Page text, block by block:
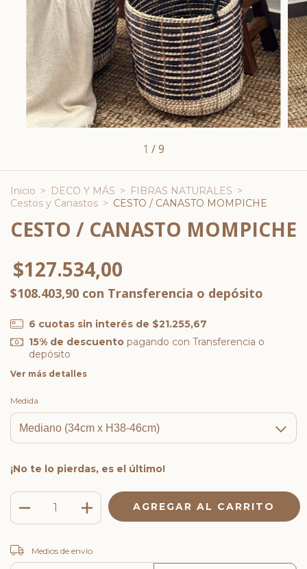
1 /9
Inicio > DECO Y MÁS > FIBRAS NATURALES >
Cestos y Canastos > CESTO / CANASTO MOMPICHE
CESTO / CANASTO MOMPICHE
$127.534,00
$108.403,90 con Transferencia o depósito
6 cuotas sin interés de $21.255,67
15% de descuentopagando con Transferencia o
depósito
Ver más detalles
Medida
¡No te lo pierdas, es el último!
Entregas para el CP:
Medios de envío